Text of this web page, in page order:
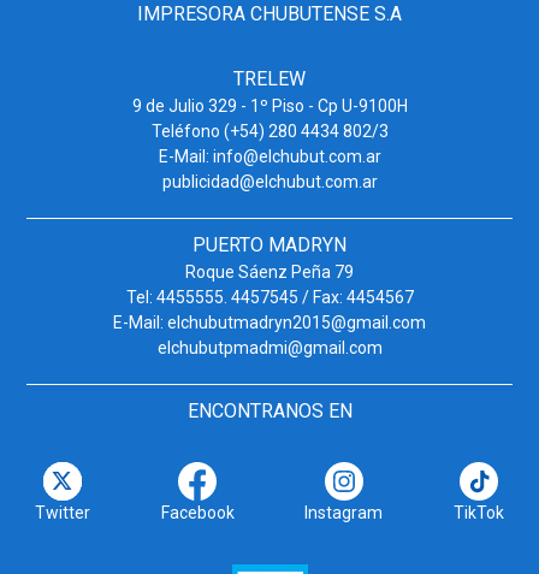
IMPRESORA CHUBUTENSE S.A
TRELEW
9 de Julio 329 - 1º Piso - Cp U-9100H
Teléfono (+54) 280 4434 802/3
E-Mail: info@elchubut.com.ar
publicidad@elchubut.com.ar
PUERTO MADRYN
Roque Sáenz Peña 79
Tel: 4455555. 4457545 / Fax: 4454567
E-Mail: elchubutmadryn2015@gmail.com
elchubutpmadmi@gmail.com
ENCONTRANOS EN
Twitter Facebook Instagram TikTok